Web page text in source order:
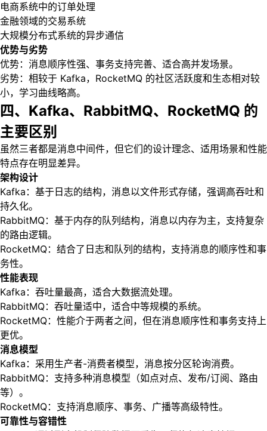
电商系统中的订单处理
金融领域的交易系统
大规模分布式系统的异步通信
优势与劣势
优势：消息顺序性强、事务支持完善、适合高并发场景。
劣势：相较于 Kafka，RocketMQ 的社区活跃度和生态相对较
小，学习曲线略高。
四、Kafka、RabbitMQ、RocketMQ 的
主要区别
虽然三者都是消息中间件，但它们的设计理念、适用场景和性能
特点存在明显差异。
架构设计
Kafka：基于日志的结构，消息以文件形式存储，强调高吞吐和
持久化。
RabbitMQ：基于内存的队列结构，消息以内存为主，支持复杂
的路由逻辑。
RocketMQ：结合了日志和队列的结构，支持消息的顺序性和事
务性。
性能表现
Kafka：吞吐量最高，适合大数据流处理。
RabbitMQ：吞吐量适中，适合中等规模的系统。
RocketMQ：性能介于两者之间，但在消息顺序性和事务支持上
更优。
消息模型
Kafka：采用生产者-消费者模型，消息按分区轮询消费。
RabbitMQ：支持多种消息模型（如点对点、发布/订阅、路由
等）。
RocketMQ：支持消息顺序、事务、广播等高级特性。
可靠性与容错性